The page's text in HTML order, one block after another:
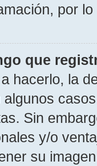
por
que
hacerlo, la
Sin
y/o
su